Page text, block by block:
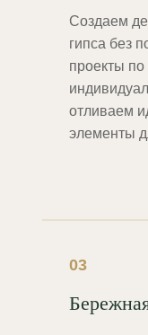
Создаем
гипса без
проекты по
отливаем
элементы
03